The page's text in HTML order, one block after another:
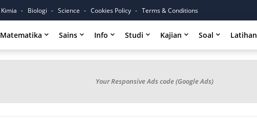
Kimia Biologi Science Cookies Policy Terms & Conditions
Matematika Sains Info Studi Kajian Soal Latihan
Your Responsive Ads code (Google Ads)